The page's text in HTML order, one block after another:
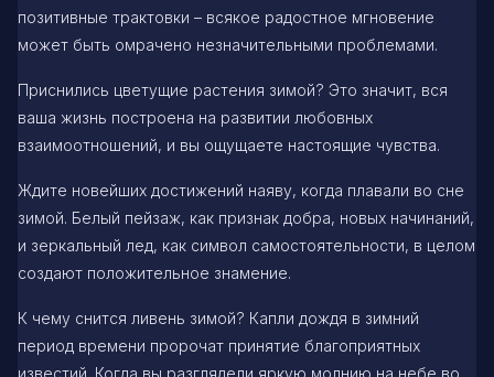
позитивные трактовки – всякое радостное мгновение
может быть омрачено незначительными проблемами.
Приснились цветущие растения зимой? Это значит, вся
ваша жизнь построена на развитии любовных
взаимоотношений, и вы ощущаете настоящие чувства.
Ждите новейших достижений наяву, когда плавали во сне
зимой. Белый пейзаж, как признак добра, новых начинаний,
и зеркальный лед, как символ самостоятельности, в целом
создают положительное знамение.
К чему снится ливень зимой? Капли дождя в зимний
период времени пророчат принятие благоприятных
известий. Когда вы разглядели яркую молнию на небе во